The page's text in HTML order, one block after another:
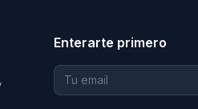
Enterarte primero